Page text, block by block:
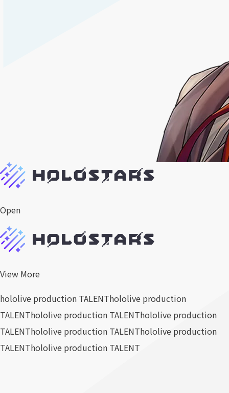
Open
View More
hololive production TALENThololive production
TALENThololive production TALENThololive production
TALENThololive production TALENThololive production
TALENThololive production TALENT